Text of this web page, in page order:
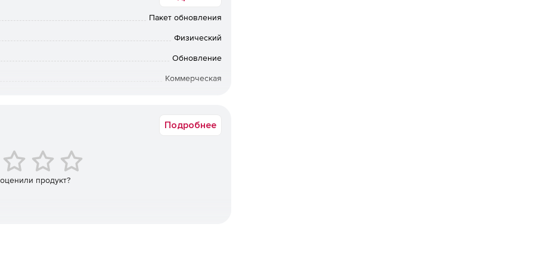
типов при различных видах нагружения и
подбора поперечных сечений (проверка несущей
получать схемы распиловки на все элементы
Пакет обновления
Физический
Обновление
Коммерческая
предыдущих коробочных версий обращайтесь к
менеджерам Softline.
Подробнее
продукт?